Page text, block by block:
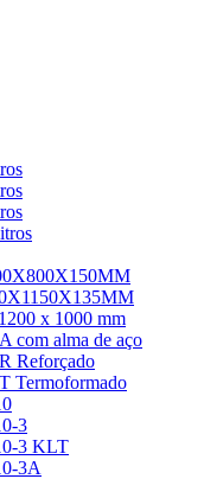
x 1000 mm
com alma de aço
Reforçado
Termoformado
3
3 KLT
3A